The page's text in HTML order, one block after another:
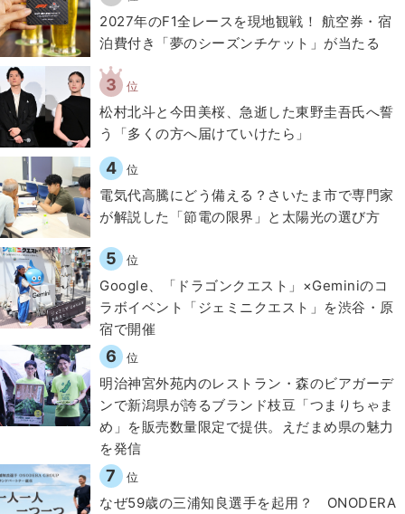
2027年のF1全レースを現地観戦！ 航空券・宿
泊費付き「夢のシーズンチケット」が当たる
3 位
松村北斗と今田美桜、急逝した東野圭吾氏へ誓
う「多くの方へ届けていけたら」
4 位
電気代高騰にどう備える？さいたま市で専門家
が解説した「節電の限界」と太陽光の選び方
5 位
Google、「ドラゴンクエスト」×Geminiのコ
ラボイベント「ジェミニクエスト」を渋谷・原
宿で開催
6 位
明治神宮外苑内のレストラン・森のビアガーデ
ンで新潟県が誇るブランド枝豆「つまりちゃま
め」を販売数量限定で提供。えだまめ県の魅力
を発信
7 位
なぜ59歳の三浦知良選手を起用？ ONODERA